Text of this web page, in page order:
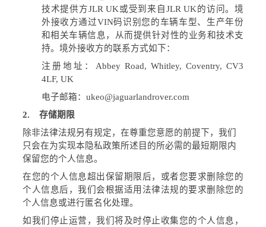
技术提供方JLR UK或受到来自 JLR UK的访问。境
外接收方通过VIN码识别您的车辆车型、生产年份
和相关车辆信息，从而提供针对性的业务和技术支
持。境外接收方的联系方式如下：
注册地址： Abbey Road, Whitley, Coventry, CV3
4LF, UK
电子邮箱： ukeo@jaguarlandrover.com
2.
存储期限
除非法律法规另有规定，在尊重您意愿的前提下，我们
只会在为实现本隐私政策所述目的所必需的最短期限内
保留您的个人信息。
在您的个人信息超出保留期限后，或者您要求删除您的
个人信息后，我们会根据适用法律法规的要求删除您的
个人信息或进行匿名化处理。
如我们停止运营，我们将及时停止收集您的个人信息，